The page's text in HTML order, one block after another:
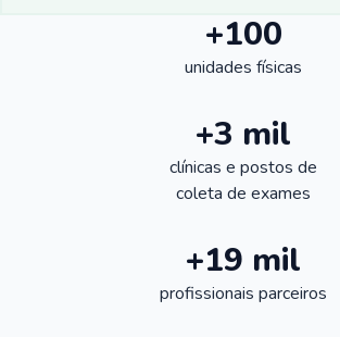
+100
unidades físicas
+3 mil
clínicas e postos de
coleta de exames
+19 mil
profissionais parceiros